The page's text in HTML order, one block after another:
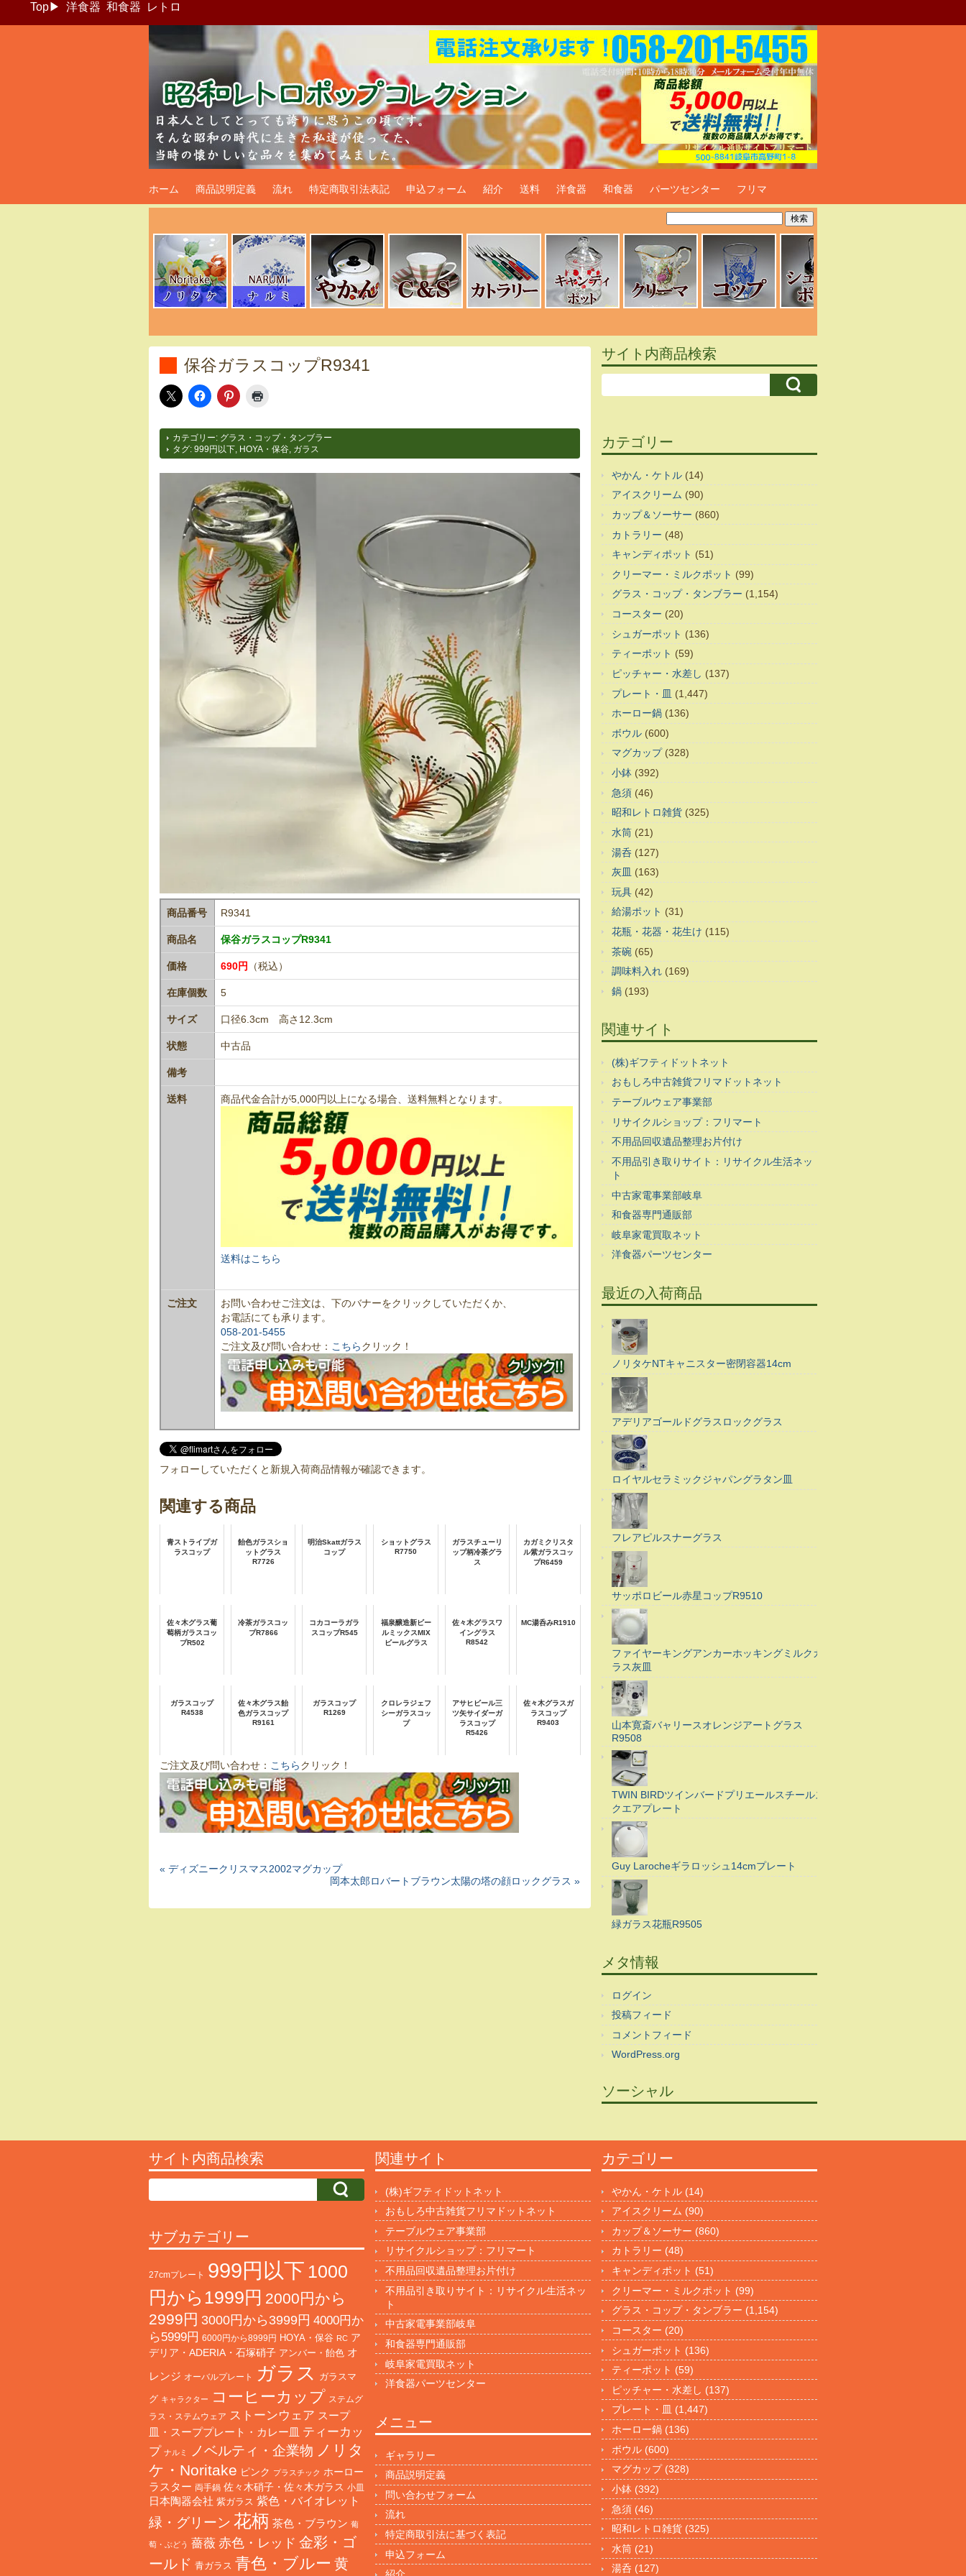
Top▶ 洋食器 和食器 レトロ
昭和レトロポップ食器生活雑貨通販＠フリマート
ホーム 商品説明定義 流れ 特定商取引法表記 申込フォーム 紹介 送料 洋食器 和食器 パーツセンター フリマ
保谷ガラスコップR9341
カテゴリー: グラス・コップ・タンブラー
タグ: 999円以下 HOYA・保谷 ガラス
商品番号 R9341
商品名 保谷ガラスコップR9341
価格 690円 （税込）
在庫個数 5
サイズ 口径6.3cm 高さ12.3cm
状態 中古品
備考
送料 商品代金合計が5,000円以上になる場合、送料無料となります。
送料はこちら
ご注文
お問い合わせご注文は、下のバナーをクリックしていただくか、
お電話にても承ります。
058-201-5455
ご注文及び問い合わせ： こちらクリック！
フォローしていただくと新規入荷商品情報が確認できます。
関連する商品
青ストライプガ
ラスコップ
飴色ガラスショ
ットグラス
R7726
明治Skattガラス
コップ
ショットグラス
R7750
ガラスチューリ
ップ柄冷茶グラ
ス
カガミクリスタ
ル紫ガラスコッ
プR6459
佐々木グラス葡
萄柄ガラスコッ
プR502
冷茶ガラスコッ
プR7866
コカコーラガラ
スコップR545
福泉醸造新ビー
ルミックスMIX
ビールグラス
佐々木グラスワ
イングラス
R8542
MC湯呑みR1910
ガラスコップ
R4538
佐々木グラス飴
色ガラスコップ
R9161
ガラスコップ
R1269
クロレラジェフ
シーガラスコッ
プ
アサヒビール三
ツ矢サイダーガ
ラスコップ
R5426
佐々木グラスガ
ラスコップ
R9403
ご注文及び問い合わせ： こちらクリック！
« ディズニークリスマス2002マグカップ
岡本太郎ロバートブラウン太陽の塔の顔ロックグラス »
サイト内商品検索
カテゴリー
やかん・ケトル (14)
アイスクリーム (90)
カップ＆ソーサー (860)
カトラリー (48)
キャンディポット (51)
クリーマー・ミルクポット (99)
グラス・コップ・タンブラー (1,154)
コースター (20)
シュガーポット (136)
ティーポット (59)
ピッチャー・水差し (137)
プレート・皿 (1,447)
ホーロー鍋 (136)
ボウル (600)
マグカップ(328)
小鉢 (392)
急須 (46)
昭和レトロ雑貨 (325)
水筒 (21)
湯呑 (127)
灰皿 (163)
玩具 (42)
給湯ポット (31)
花瓶・花器・花生け (115)
茶碗 (65)
調味料入れ (169)
鍋 (193)
関連サイト
(株)ギフティドットネット
おもしろ中古雑貨フリマドットネット
テーブルウェア事業部
リサイクルショップ：フリマート
不用品回収遺品整理お片付け
不用品引き取りサイト：リサイクル生活ネッ
ト
中古家電事業部岐阜
和食器専門通販部
岐阜家電買取ネット
洋食器パーツセンター
最近の入荷商品
ノリタケNTキャニスター密閉容器14cm
アデリアゴールドグラスロックグラス
ロイヤルセラミックジャパングラタン皿
フレアピルスナーグラス
サッポロビール赤星コップR9510
ファイヤーキングアンカーホッキングミルクガ
ラス灰皿
山本寛斎バャリースオレンジアートグラス
R9508
TWIN BIRDツインバードプリエールスチールス
クエアプレート
Guy Larocheギラロッシュ14cmプレート
緑ガラス花瓶R9505
メタ情報
ログイン
投稿フィード
コメントフィード
WordPress.org
ソーシャル
サイト内商品検索 関連サイト
(株)ギフティドットネット
おもしろ中古雑貨フリマドットネット
テーブルウェア事業部
リサイクルショップ：フリマート
不用品回収遺品整理お片付け
不用品引き取りサイト：リサイクル生活ネッ
ト
中古家電事業部岐阜
和食器専門通販部
岐阜家電買取ネット
洋食器パーツセンター
カテゴリー
やかん・ケトル (14)
アイスクリーム (90)
カップ＆ソーサー (860)
カトラリー (48)
キャンディポット (51)
クリーマー・ミルクポット (99)
グラス・コップ・タンブラー (1,154)
コースター (20)
シュガーポット (136)
ティーポット (59)
ピッチャー・水差し (137)
プレート・皿 (1,447)
ホーロー鍋 (136)
ボウル (600)
マグカップ(328)
小鉢 (392)
急須 (46)
昭和レトロ雑貨 (325)
水筒 (21)
湯呑 (127)
サブカテゴリー
27cmプレート 999円以下 1000
円から1999円 2000円から
2999円 3000円から3999円 4000円か
ら5999円 6000円から8999円 HOYA・保谷 RC ア
デリア・ADERIA・石塚硝子 アンバー・飴色 オ
レンジ オーバルプレート ガラス ガラスマ
グ キャラクター コーヒーカップ ステムグ
ラス・ステムウェア ストーンウェア スープ
皿・スーププレート・カレー皿 ティーカッ
プ ナルミ ノベルティ・企業物 ノリタ
ケ・Noritake ピンク プラスチック ホーロー
ラスター 両手鍋 佐々木硝子・佐々木ガラス 小皿
日本陶器会社 紫ガラス 紫色・バイオレット
緑・グリーン 花柄 茶色・ブラウン 葡
萄・ぶどう 薔薇 赤色・レッド 金彩・ゴ
ールド 青ガラス 青色・ブルー 黄
メニュー
ギャラリー
商品説明定義
問い合わせフォーム
流れ
特定商取引法に基づく表記
申込フォーム